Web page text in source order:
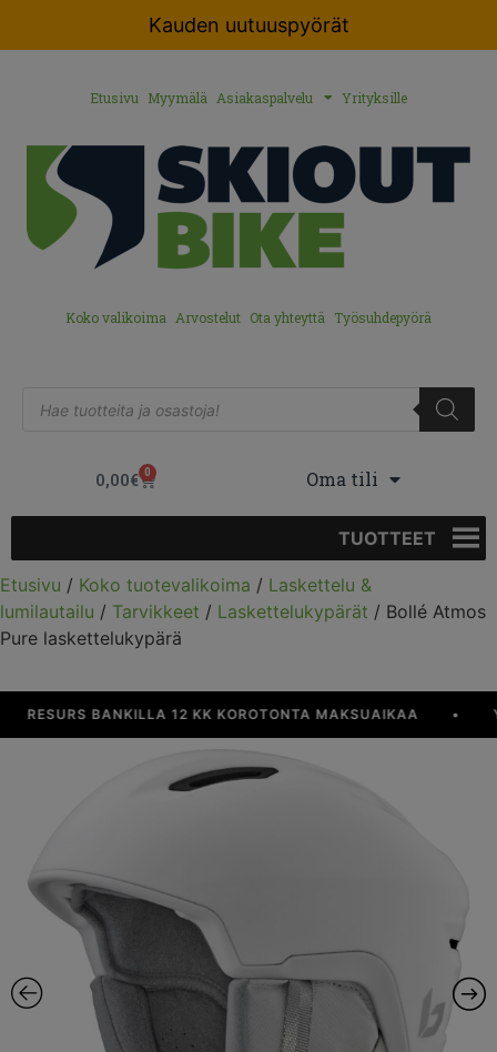
Kauden uutuuspyörät
Etusivu Myymälä Asiakaspalvelu Yrityksille
Koko valikoima Arvostelut Ota yhteyttä Työsuhdepyörä
0,00€ 0 Oma tili
TUOTTEET
Etusivu / Koko tuotevalikoima / Laskettelu &
lumilautailu / Tarvikkeet / Laskettelukypärät / Bollé Atmos
Pure laskettelukypärä
RESURS BANKILLA 12 KK KOROTONTA MAKSUAIKAA